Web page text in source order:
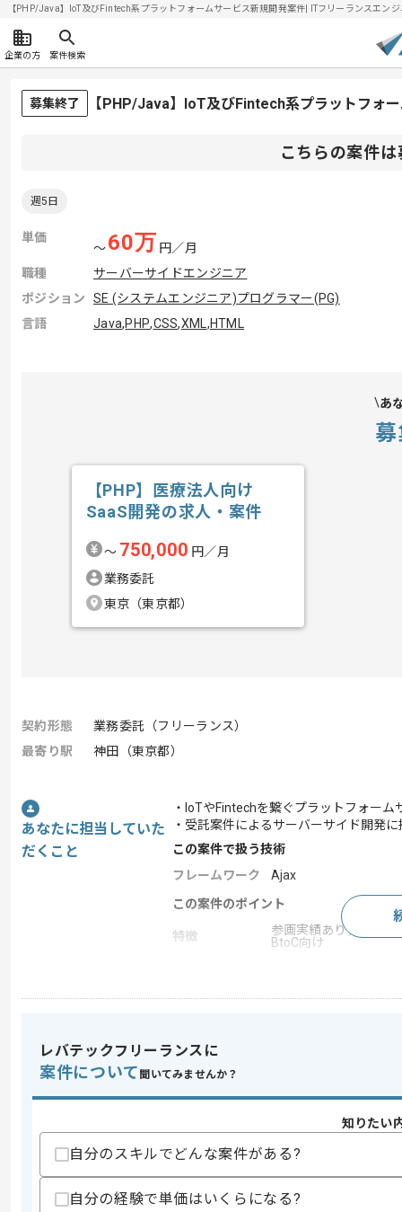
【PHP/Java】IoT及びFintech系プラットフォームサービス新規開発案件| ITフリーランスエン
企業の方 案件検索
募集終了 【PHP/Java】IoT及びFintech系プラットフォ
こちらの案件
週5日
単価
〜60万 円／月
職種
サーバーサイドエンジニア
ポジション
SE (システムエンジニア)プログラマー(PG)
言語
Java,PHP,CSS,XML ,HTML
あ
【PHP】医療法人向け
SaaS開発の求人・案件
〜 750,000 円／月
業務委託
東京（東京都）
契約形態
業務委託（フリーランス）
最寄り駅
神田（東京都）
あなたに担当していた
だくこと
・IoTやFintechを繋ぐプラットフォー
・受託案件によるサーバーサイド開発
この案件で扱う技術
フレームワーク
Ajax
この案件のポイント
特徴
参画実績あり , 20代活
BtoC向け
・HTML、XML、Ajax、CSSなどの開発
歓迎スキル
・最新技術をのキャッチアップに抵抗
スキルに不安がある方へ
上記に似た経験やスキルをお持ちであれば申
レバテックフリーランスに
案件について 聞いてみませんか？
知りたい
自分のスキルでどんな案件がある?
自分の経験で単価はいくらになる?